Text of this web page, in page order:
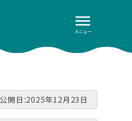
メニュー
開日:2025年12月23日